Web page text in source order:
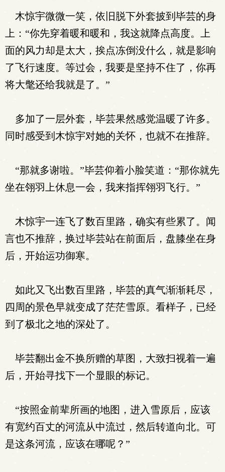
木惊宇微微一笑，依旧脱下外套披到毕芸的身
上：“你先穿着暖和暖和，我这就降点高度。上
面的风力却是太大，挨点冻倒没什么，就是影响
了飞行速度。等过会，我要是坚持不住了，你再
将大氅还给我就是了。”
多加了一层外套，毕芸果然感觉温暖了许多。
同时感受到木惊宇对她的关怀，也就不在推辞。
“那就多谢啦。”毕芸仰着小脸笑道：“那你就先
坐在翎羽上休息一会，我来指挥翎羽飞行。”
木惊宇一连飞了数百里路，确实有些累了。闻
言也不推辞，换过毕芸站在前面后，盘膝坐在身
后，开始运功御寒。
如此又飞出数百里路，毕芸的真气渐渐耗尽，
四周的景色早就变成了茫茫雪原。看样子，已经
到了极北之地的深处了。
毕芸翻出金不换所赠的草图，大致扫视着一遍
后，开始寻找下一个显眼的标记。
“按照金前辈所画的地图，进入雪原后，应该
有宽约百丈的河流从中流过，然后转道向北。可
是这条河流，应该在哪呢？”